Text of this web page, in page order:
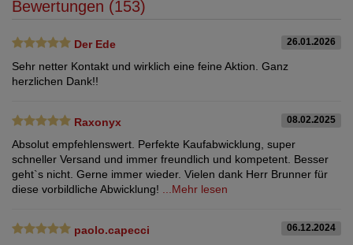
Bewertungen (153)
Der Ede 26.01.2026
Sehr netter Kontakt und wirklich eine feine Aktion. Ganz
herzlichen Dank!!
Raxonyx 08.02.2025
Absolut empfehlenswert. Perfekte Kaufabwicklung, super
schneller Versand und immer freundlich und kompetent. Besser
geht`s nicht. Gerne immer wieder. Vielen dank Herr Brunner für
diese vorbildliche Abwicklung!
...Mehr lesen
paolo.capecci 06.12.2024